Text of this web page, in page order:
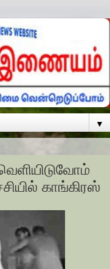
▼
காங்கிரஸ்